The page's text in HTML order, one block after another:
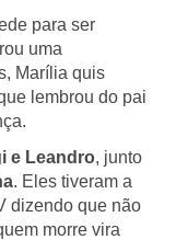
para ser
uma
Marília quis
lembrou do pai
e Leandro, junto
. Eles tiveram a
dizendo que não
morre vira